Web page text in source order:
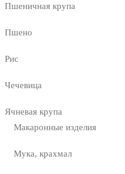
Пшеничная крупа
Пшено
Рис
Чечевица
Ячневая крупа
Макаронные изделия
Мука, крахмал